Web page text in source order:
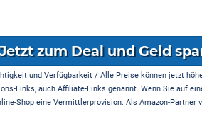
Jetzt zum Deal und Geld
und Verfügbarkeit / Alle Preise können jetzt
Links, auch Affiliate-Links genannt. Wenn Sie auf
Shop eine Vermittlerprovision. Als Amazon-